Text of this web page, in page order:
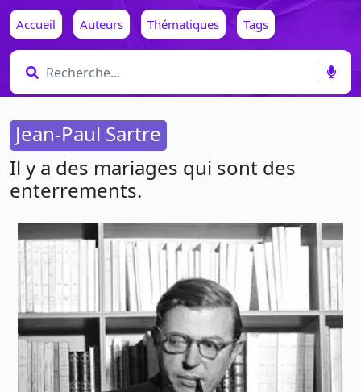
Accueil Auteurs Thématiques Tags
Jean-Paul Sartre
Il y a des mariages qui sont des
enterrements.